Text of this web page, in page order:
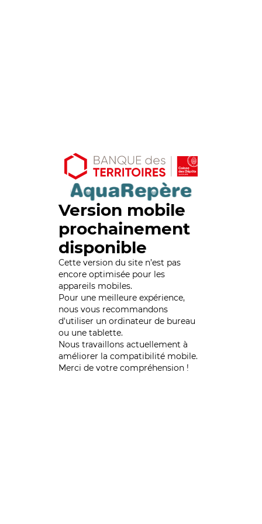
Version mobile
prochainement
disponible
Cette version du site n’est pas
encore optimisée pour les
appareils mobiles.
Pour une meilleure expérience,
nous vous recommandons
d'utiliser un ordinateur de bureau
ou une tablette.
Nous travaillons actuellement à
améliorer la compatibilité mobile.
Merci de votre compréhension !